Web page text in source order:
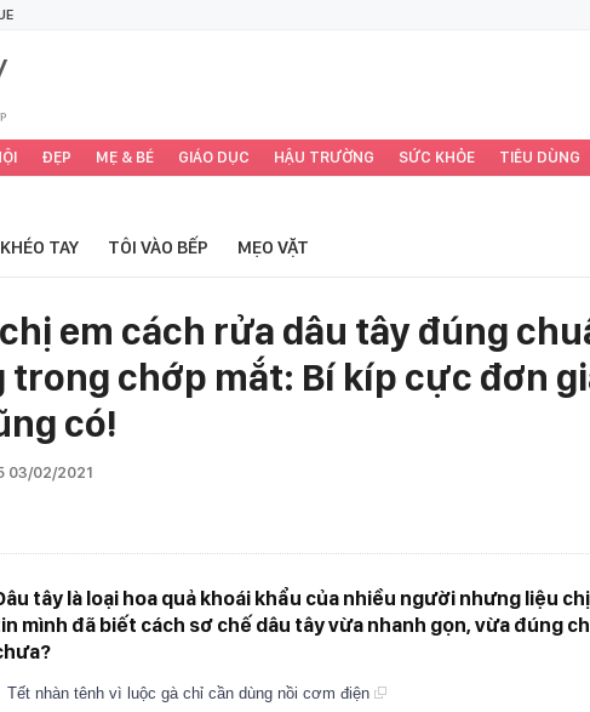
ĐẸP MẸ & BÉ GIÁO DỤC HẬU TRƯỜNG SỨC KHỎE TIÊU DÙNG
KHÉO TAY TÔI VÀO BẾP MẸO VẶT
em cách rửa dâu tây đúng
trong chớp mắt: Bí kíp cực đơn
có!
03/02/2021
tây là loại hoa quả khoái khẩu của nhiều người nhưng liệu
mình đã biết cách sơ chế dâu tây vừa nhanh gọn, vừa đúng
Tết nhàn tênh vì luộc gà chỉ cần dùng nồi cơm điện